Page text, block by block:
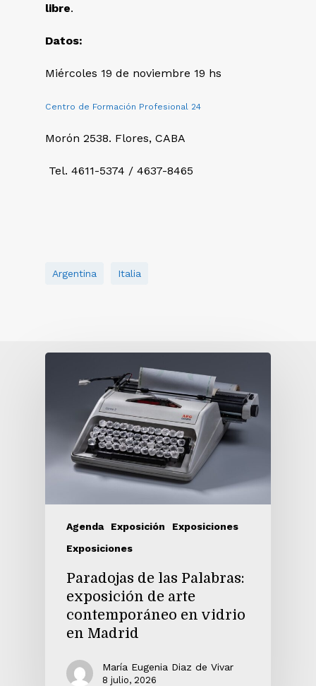
libre.
Datos:
Miércoles 19 de noviembre 19 hs
Centro de Formación Profesional 24
Morón 2538. Flores, CABA
Tel. 4611-5374 / 4637-8465
Argentina Italia
Agenda Exposición
Exposiciones
Exposiciones
Paradojas de las Palabras:
exposición de arte
contemporáneo en vidrio
en Madrid
María Eugenia Diaz de Vivar
8 julio, 2026